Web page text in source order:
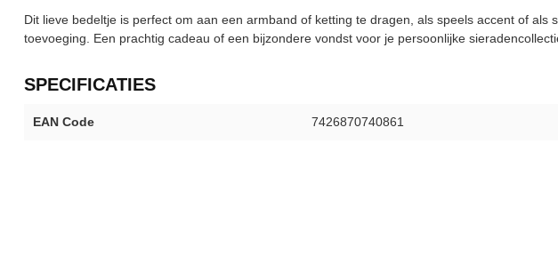
Dit lieve bedeltje is perfect om aan een armband of ketting te dragen, als speels accent of als
toevoeging. Een prachtig cadeau of een bijzondere vondst voor je persoonlijke
SPECIFICATIES
EAN Code 7426870740861